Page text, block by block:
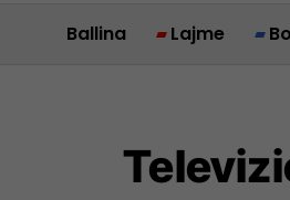
Ballina Lajme